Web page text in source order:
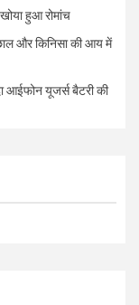
हुआ रोमांच
और किनिसा की आय में
आईफोन यूजर्स बैटरी की